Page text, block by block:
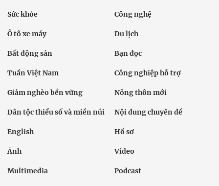
Sức khỏe Công nghệ
Ô tô xe máy Du lịch
Bất động sản Bạn đọc
Tuần Việt Nam Công nghiệp hỗ trợ
Giảm nghèo bền vững Nông thôn mới
Dân tộc thiểu số và miền núi Nội dung chuyên đề
English Hồ sơ
Ảnh Video
Multimedia Podcast